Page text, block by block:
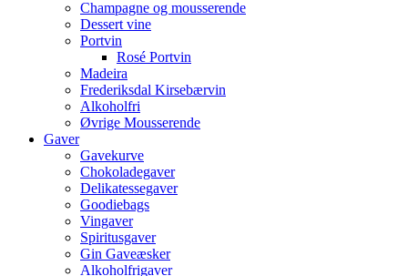
Champagne og mousserende
Dessert vine
Portvin
Rosé Portvin
Madeira
Frederiksdal Kirsebærvin
Alkoholfri
Øvrige Mousserende
Gaver
Gavekurve
Chokoladegaver
Delikatessegaver
Goodiebags
Vingaver
Spiritusgaver
Gin Gaveæsker
Alkoholfrigaver